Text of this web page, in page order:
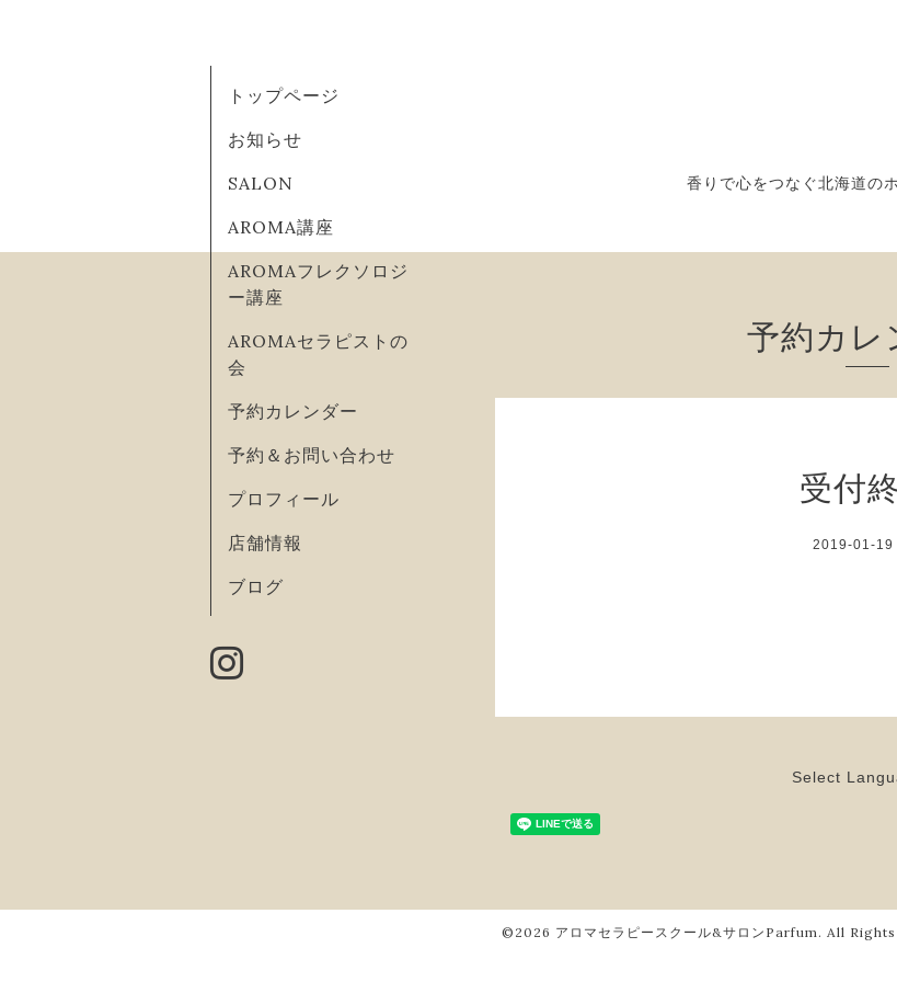
香りで心をつなぐ北海道の
トップページ
お知らせ
SALON
AROMA講座
AROMAフレクソロジ
ー講座
AROMAセラピストの
会
予約カレンダー
予約＆お問い合わせ
プロフィール
店舗情報
ブログ
予約カレ
受付
2019-01-19
Select
©2026 アロマセラピースクール&サロンParfum . All